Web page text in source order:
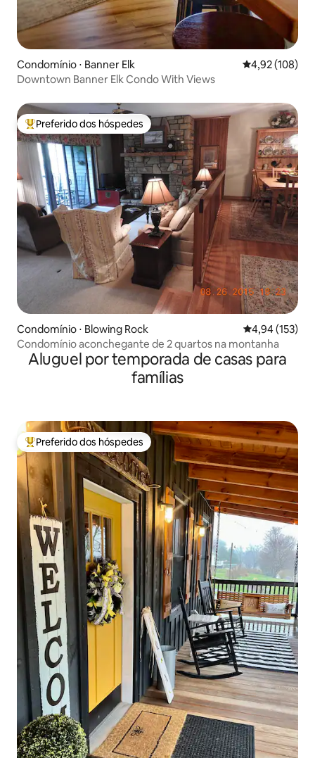
Condomínio ⋅ Banner Elk 4,92 de uma
4,92 (108)
Downtown Banner Elk Condo With Views
Entre os melhores preferidos dos hóspedes
Preferido dos hóspedes
Condomínio ⋅ Blowing Rock 4,94 de uma
4,94 (153)
Condomínio aconchegante de 2 quartos na montanha
Aluguel por temporada de casas para
famílias
Entre os melhores preferidos dos hóspedes
Preferido dos hóspedes